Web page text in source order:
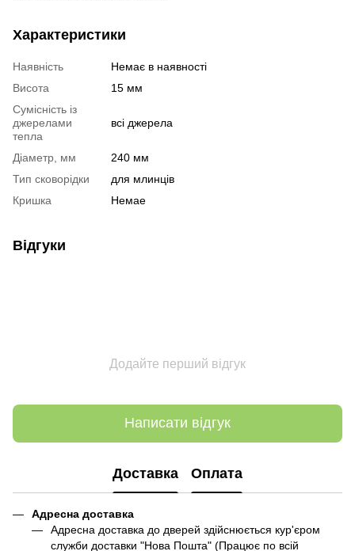
Характеристики
Наявність
Немає в наявності
Висота
15 мм
Сумісність із
джерелами
тепла
всі джерела
Діаметр, мм
240 мм
Тип сковорідки
для млинців
Кришка
Немае
Відгуки
Додайте перший відгук
Написати відгук
Доставка Оплата
Адресна доставка
Адресна доставка до дверей здійснюється кур'єром
служби доставки "Нова Пошта" (Працює по всій